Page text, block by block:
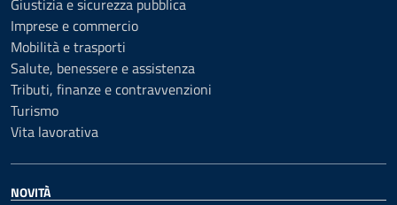
Giustizia e sicurezza pubblica
Imprese e commercio
Mobilità e trasporti
Salute, benessere e assistenza
Tributi, finanze e contravvenzioni
Turismo
Vita lavorativa
NOVITÀ